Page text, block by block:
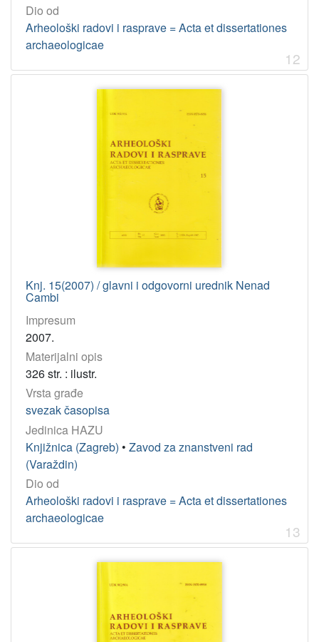
Dio od
Arheološki radovi i rasprave = Acta et dissertationes
archaeologicae
12
Knj. 15(2007) / glavni i odgovorni urednik Nenad
Cambi
Impresum
2007.
Materijalni opis
326 str. : ilustr.
Vrsta građe
svezak časopisa
Jedinica HAZU
Knjižnica (Zagreb) • Zavod za znanstveni rad
(Varaždin)
Dio od
Arheološki radovi i rasprave = Acta et dissertationes
archaeologicae
13